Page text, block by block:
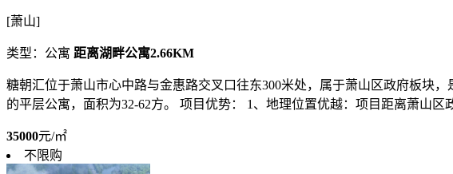
[萧山]
类型：公寓 距离湖畔公寓2.66KM
糖朝汇位于萧山市心中路与金惠路交叉口往东300米处，属于萧山区政府板块
的平层公寓，面积为32-62方。 项目优势： 1、地理位置优越：项目距离萧山区
35000元/㎡
不限购